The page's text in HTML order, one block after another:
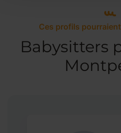
Ces profils
Babysitters